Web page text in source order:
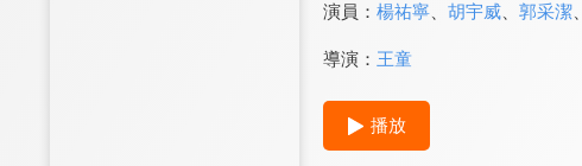
演員： 楊祐寧、 胡宇威、 郭采潔、
導演： 王童
播放